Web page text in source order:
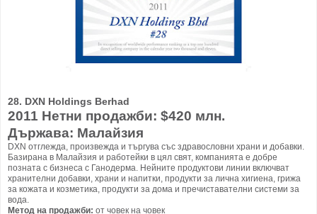
28. DXN Holdings Berhad
2011 Нетни продажби: $420 млн.
Държава: Малайзия
DXN отглежда, произвежда и търгува със здравословни храни и добавки.
Базирана в Малайзия и работейки в цял свят, компанията е добре
позната с бизнеса с Ганодерма. Нейните продуктови линии включват
хранителни добавки, храни и напитки, продукти за лична хигиена, грижа
за кожата и козметика, продукти за дома и пречиставателни системи за
вода.
Метод на продажби: от човек на човек